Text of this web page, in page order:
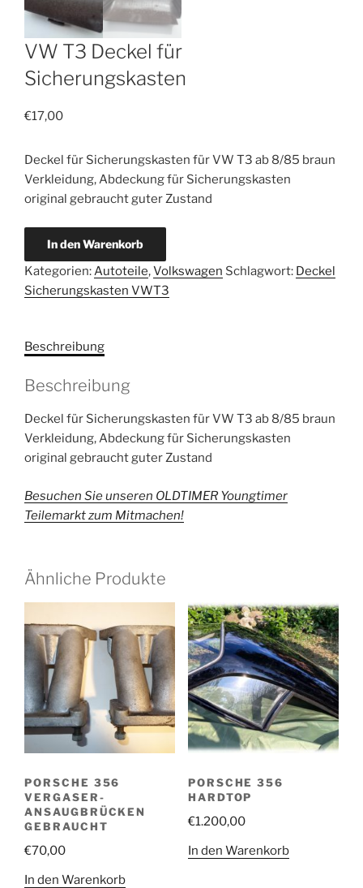
VW T3 Deckel für
Sicherungskasten
€17,00
Deckel für Sicherungskasten für VW T3 ab 8/85 braun
Verkleidung, Abdeckung für Sicherungskasten
original gebraucht guter Zustand
Deckel
für
In den Warenkorb
Kategorien: Autoteile,Volkswagen Schlagwort: Deckel
Sicherungskasten VWT3
Beschreibung
Beschreibung
Deckel für Sicherungskasten für VW T3 ab 8/85 braun
Verkleidung, Abdeckung für Sicherungskasten
original gebraucht guter Zustand
Besuchen Sie unseren OLDTIMER Youngtimer
Teilemarkt zum Mitmachen!
Ähnliche Produkte
PORSCHE 356
VERGASER-
ANSAUGBRÜCKEN
GEBRAUCHT
€70,00
In den Warenkorb
PORSCHE 356
HARDTOP
€1.200,00
In den Warenkorb